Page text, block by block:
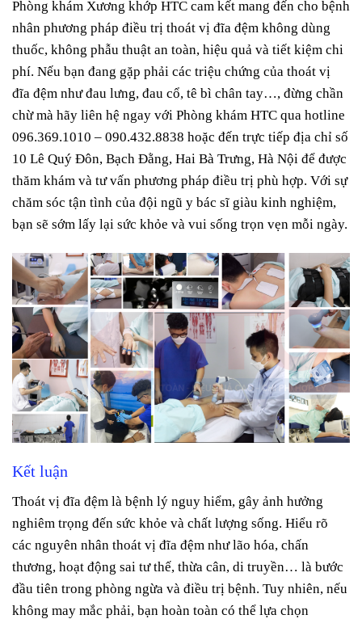
Phòng khám Xương khớp HTC cam kết mang đến cho bệnh
nhân phương pháp điều trị thoát vị đĩa đệm không dùng
thuốc, không phẫu thuật an toàn, hiệu quả và tiết kiệm chi
phí. Nếu bạn đang gặp phải các triệu chứng của thoát vị
đĩa đệm như đau lưng, đau cổ, tê bì chân tay…, đừng chần
chừ mà hãy liên hệ ngay với Phòng khám HTC qua hotline
096.369.1010 – 090.432.8838 hoặc đến trực tiếp địa chỉ số
10 Lê Quý Đôn, Bạch Đằng, Hai Bà Trưng, Hà Nội để được
thăm khám và tư vấn phương pháp điều trị phù hợp. Với sự
chăm sóc tận tình của đội ngũ y bác sĩ giàu kinh nghiệm,
bạn sẽ sớm lấy lại sức khỏe và vui sống trọn vẹn mỗi ngày.
Kết luận
Thoát vị đĩa đệm là bệnh lý nguy hiểm, gây ảnh hưởng
nghiêm trọng đến sức khỏe và chất lượng sống. Hiểu rõ
các nguyên nhân thoát vị đĩa đệm như lão hóa, chấn
thương, hoạt động sai tư thế, thừa cân, di truyền… là bước
đầu tiên trong phòng ngừa và điều trị bệnh. Tuy nhiên, nếu
không may mắc phải, bạn hoàn toàn có thể lựa chọn